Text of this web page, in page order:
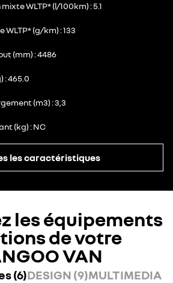
WLTP* (l/100km) 5.1
WLTP* (g/km) 133
(mm) 4486
465.0
(m3) 3,3
(kg) NC
les caractéristiques
les équipements
de votre
VAN
(6)DESIGN (9)MULTIMEDIA